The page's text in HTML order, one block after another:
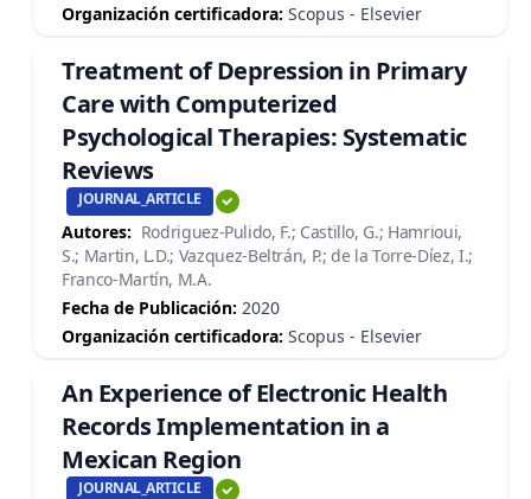
Organización certificadora: Scopus - Elsevier
Treatment of Depression in Primary
Care with Computerized
Psychological Therapies: Systematic
Reviews
JOURNAL_ARTICLE
Autores: Rodriguez-Pulido, F.; Castillo, G.; Hamrioui,
S.; Martin, L.D.; Vazquez-Beltrán, P.; de la Torre-Díez, I.;
Franco-Martín, M.A.
Fecha de Publicación: 2020
Organización certificadora: Scopus - Elsevier
An Experience of Electronic Health
Records Implementation in a
Mexican Region
JOURNAL_ARTICLE